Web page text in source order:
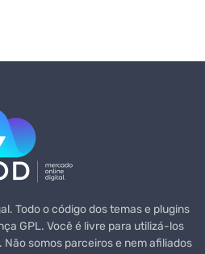
Todo o código dos temas e plugins
GPL. Você é livre para utilizá-los
somos parceiros e nem afiliados